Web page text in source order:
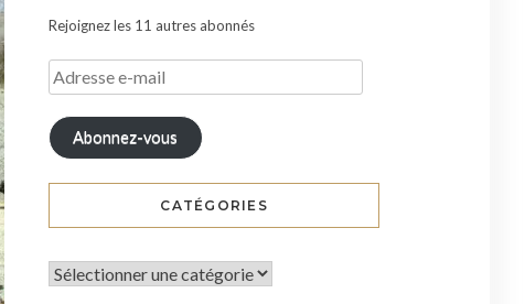
Rejoignez les 11 autres abonnés
Abonnez-vous
CATÉGORIES